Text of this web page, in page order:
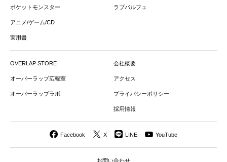
ポケットモンスター
アニメ/ゲーム/CD
実用書
ラブパルフェ
OVERLAP STORE
オーバーラップ広報室
オーバーラップラボ
会社概要
アクセス
プライバシーポリシー
採用情報
Facebook X LINE YouTube
お問い合わせ